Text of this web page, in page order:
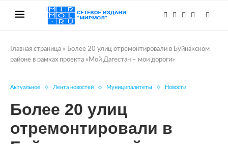
Главная страница » Более 20 улиц отремонтировали в Буйнакском
районе в рамках проекта «Мой Дагестан – мои дороги»
Актуальное Лента новостей Муниципалитеты Новости
Более 20 улиц
отремонтировали в